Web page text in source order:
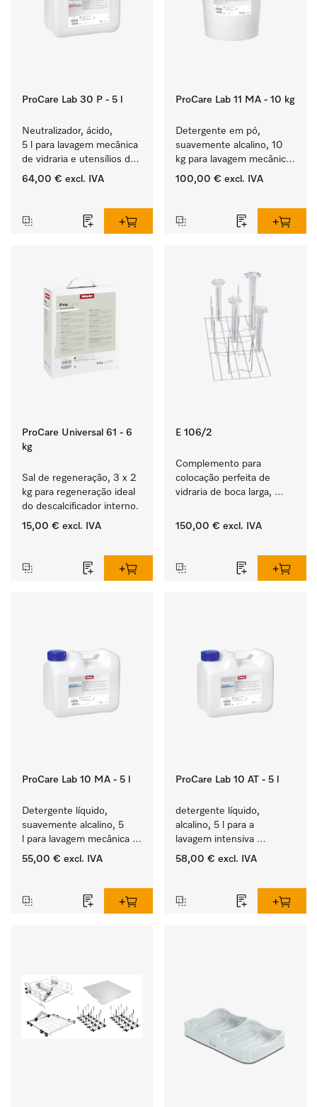
ProCare Lab 30 P - 5 l
Neutralizador, ácido,
5 l para lavagem mecânica
de vidraria e utensílios de
laboratório.
64,00 € excl. IVA
ProCare Lab 11 MA - 10 kg
Detergente em pó,
suavemente alcalino, 10
kg para lavagem mecânica
cuidada de vidraria e
100,00 € excl. IVA
ProCare Universal 61 - 6
kg
Sal de regeneração, 3 x 2
kg para regeneração ideal
do descalcificador interno.
15,00 € excl. IVA
E 106/2
Complemento para
colocação perfeita de
vidraria de boca larga,
150,00 € excl. IVA
ProCare Lab 10 MA - 5 l
Detergente líquido,
suavemente alcalino, 5
l para lavagem mecânica
cuidada de vidraria e
55,00 € excl. IVA
ProCare Lab 10 AT - 5 l
detergente líquido,
alcalino, 5 l para a
lavagem intensiva
mecânica de vidraria e
58,00 € excl. IVA